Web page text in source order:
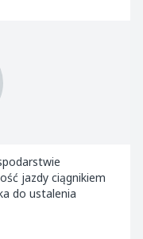
jazdy ciągnikiem
do ustalenia